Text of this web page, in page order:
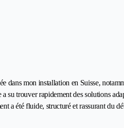
dans mon installation en Suisse,
trouver rapidement des solutions
a été fluide, structuré et rassurant du